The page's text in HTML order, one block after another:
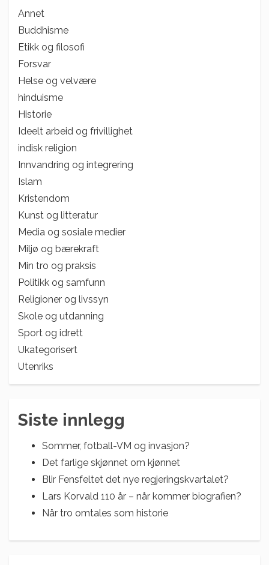
Annet
Buddhisme
Etikk og filosofi
Forsvar
Helse og velvære
hinduisme
Historie
Ideelt arbeid og frivillighet
indisk religion
Innvandring og integrering
Islam
Kristendom
Kunst og litteratur
Media og sosiale medier
Miljø og bærekraft
Min tro og praksis
Politikk og samfunn
Religioner og livssyn
Skole og utdanning
Sport og idrett
Ukategorisert
Utenriks
Siste innlegg
Sommer, fotball-VM og invasjon?
Det farlige skjønnet om kjønnet
Blir Fensfeltet det nye regjeringskvartalet?
Lars Korvald 110 år – når kommer biografien?
Når tro omtales som historie